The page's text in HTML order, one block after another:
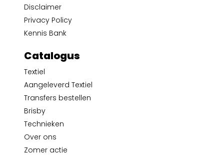
Disclaimer
Privacy Policy
Kennis Bank
Catalogus
Textiel
Aangeleverd Textiel
Transfers bestellen
Brisby
Technieken
Over ons
Zomer actie